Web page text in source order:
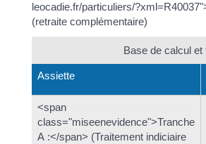
leocadie.fr/particuliers/
(retraite complémentaire)
Base de calcul et
Assiette
<span
class="miseenevidence">Tranche
A :</span> (Traitement indiciaire